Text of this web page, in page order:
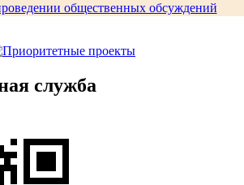
общественных обсуждений
служба